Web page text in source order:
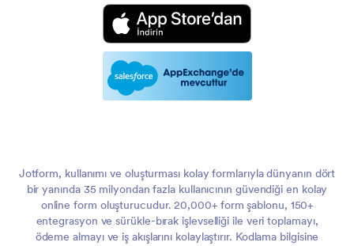
Jotform, kullanımı ve oluşturması kolay formlarıyla dünyanın dört
bir yanında 35 milyondan fazla kullanıcının güvendiği en kolay
online form oluşturucudur. 20,000+ form şablonu, 150+
entegrasyon ve sürükle-bırak işlevselliği ile veri toplamayı,
ödeme almayı ve iş akışlarını kolaylaştırır. Kodlama bilgisine